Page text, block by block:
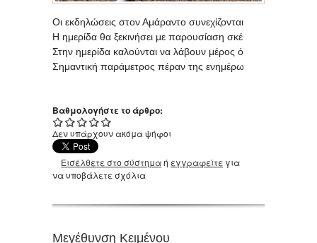
Οι εκδηλώσεις στον Αμάραντο συνεχίζονται. Παράλληλα
Η ημερίδα θα ξεκινήσει με παρουσίαση σκέψεων –
Στην ημερίδα καλούνται να λάβουν μέρος όχι μόνο οι
Σημαντική παράμετρος πέραν της ενημέρωσης από τους
Βαθμολογήστε το άρθρο:
Δεν υπάρχουν ακόμα ψήφοι
Εισέλθετε στο σύστημαή εγγραφείτε για
να υποβάλετε σχόλια
Μεγέθυνση Κειμένου